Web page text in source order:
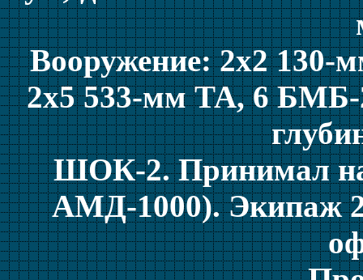
Вооружение: 2x2
2х5 533-мм ТА, 6 БМБ-
ШОК-2. Принимал
АМД-1000). Экипаж